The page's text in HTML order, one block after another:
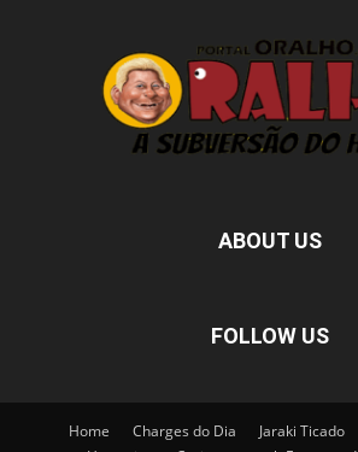
ABOUT US
FOLLOW US
Home Charges do Dia Jaraki Ticado